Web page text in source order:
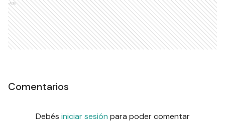
Ads
Comentarios
Debés iniciar sesión para poder comentar